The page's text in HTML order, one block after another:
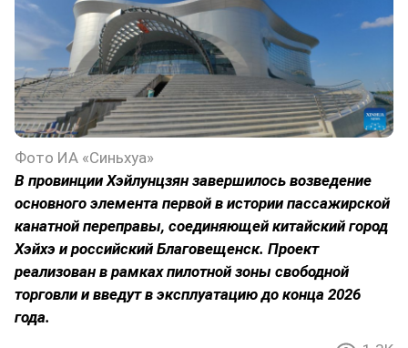
Фото ИА «Синьхуа»
В провинции Хэйлунцзян завершилось возведение
основного элемента первой в истории пассажирской
канатной переправы, соединяющей китайский город
Хэйхэ и российский Благовещенск. Проект
реализован в рамках пилотной зоны свободной
торговли и введут в эксплуатацию до конца 2026
года.